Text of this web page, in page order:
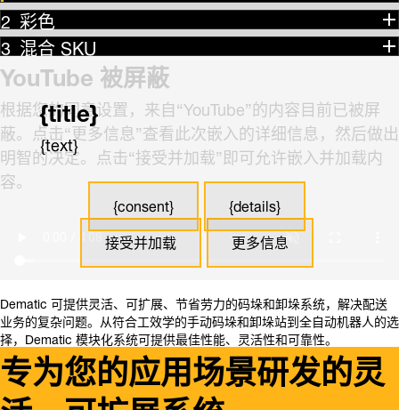
彩色
混合 SKU
YouTube 被屏蔽
根据您的同意设置，来自“YouTube”的内容目前已被屏
蔽。点击“更多信息”查看此次嵌入的详细信息，然后做出
明智的决定。点击“接受并加载”即可允许嵌入并加载内
容。
接受并加载 更多信息
{title}
{text}
{consent} {details}
Dematic 可提供灵活、可扩展、节省劳力的码垛和卸垛系统，解决配送
业务的复杂问题。从符合工效学的手动码垛和卸垛站到全自动机器人的选
择，Dematic 模块化系统可提供最佳性能、灵活性和可靠性。
专为您的应用场景研发的灵